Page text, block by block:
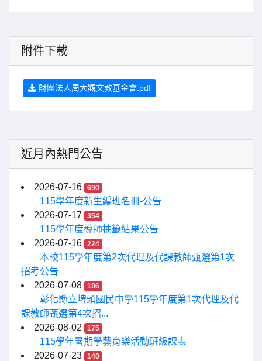
附件下載
財團法人周大觀文教基金會.pdf
近月內熱門公告
2026-07-16 690
115學年度新生編班名冊-公告
2026-07-17
354
115學年度導師抽籤結果公告
2026-07-16
224
本校115學年度第2次代理及代課教師甄選第1次
招考公告
2026-07-08
186
彰化縣立埤頭國民中學115學年度第1次代理及代
課教師甄選第4次招...
2026-08-02
175
115學年暑期學藝育樂活動班級課表
2026-07-23
140